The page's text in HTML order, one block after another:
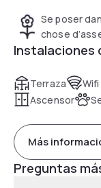
Se poser
chose
Instalaciones
Terraza
Ascensor
Más
Preguntas